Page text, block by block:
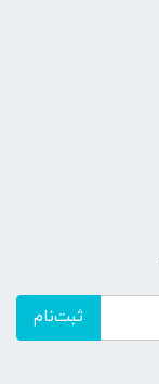
ثبت‌نام